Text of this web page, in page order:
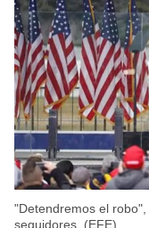
"Detendremos el
seguidores. (EFE)